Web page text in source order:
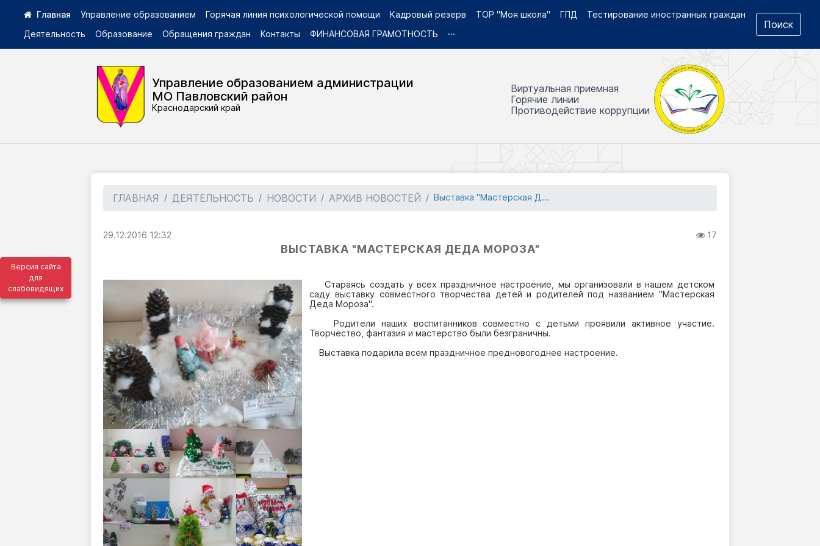
Версия сайта
для
слабовидящих
Управление образованием администрации
МО Павловский район
Краснодарский край
Виртуальная приемная
Горячие линии
Противодействие коррупции
Управление образованием Горячая линия психологической помощи Кадровый резерв ТОР "Моя школа" ГПД
Тестирование иностранных граждан
Деятельность
Образование Обращения граждан Контакты ФИНАНСОВАЯ ГРАМОТНОСТЬ ···
Поиск
ГЛАВНАЯ ДЕЯТЕЛЬНОСТЬ НОВОСТИ АРХИВ НОВОСТЕЙ Выставка "Мастерская Д...
29.12.2016 12:32 17
ВЫСТАВКА "МАСТЕРСКАЯ ДЕДА МОРОЗА"
Стараясь создать у всех праздничное настроение, мы организовали в нашем детском
саду выставку совместного творчества детей и родителей под названием "Мастерская
Деда Мороза".
Родители наших воспитанников совместно с детьми проявили активное участие.
Творчество, фантазия и мастерство были безграничны.
Выставка подарила всем праздничное предновогоднее настроение.